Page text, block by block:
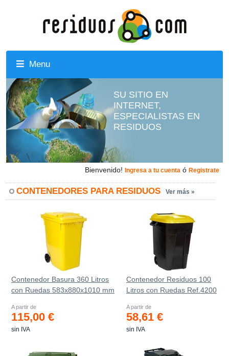
Menu
SU SITIO EN
INTERNET,
ESPECIALISTAS EN
RESIDUOS
Bienvenido! Ingresa a tu cuenta ó Registrate
CONTENEDORES PARA RESIDUOS Ver más »
Contenedor Basura 360 Litros
con Ruedas 583x880x1010 mm
A partir de
115,00 €
sin IVA
Contenedor Residuos 100
Litros con Ruedas Ref.4200
A partir de
58,61 €
sin IVA